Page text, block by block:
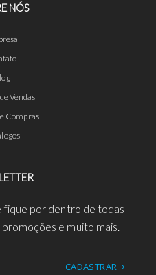
NÓS
Vendas
Compras
fique por dentro de todas
e muito mais.
CADASTRAR